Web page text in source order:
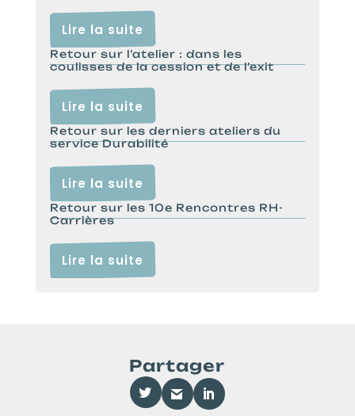
Lire la suite
Retour sur l’atelier : dans les
coulisses de la cession et de l’exit
Lire la suite
Retour sur les derniers ateliers du
service Durabilité
Lire la suite
Retour sur les 10e Rencontres RH-
Carrières
Lire la suite
Partager